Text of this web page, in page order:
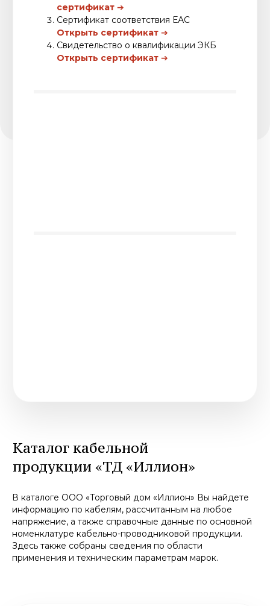
В каталоге ООО «Торговый дом «Иллион» Вы найдете
информацию по кабелям, рассчитанным на любое
напряжение, а также справочные данные по основной
номенклатуре кабельно-проводниковой продукции.
Здесь также собраны сведения по области
применения и техническим параметрам марок.
© ООО «ТД «Иллион»
Политика конфиденциальности